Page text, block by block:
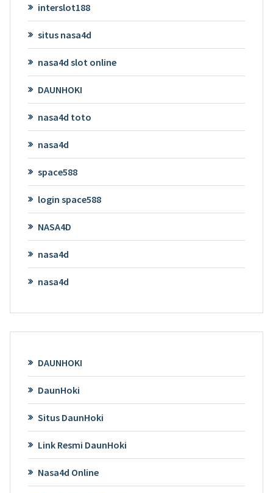
interslot188
situs nasa4d
nasa4d slot online
DAUNHOKI
nasa4d toto
nasa4d
space588
login space588
NASA4D
nasa4d
nasa4d
DAUNHOKI
DaunHoki
Situs DaunHoki
Link Resmi DaunHoki
Nasa4d Online